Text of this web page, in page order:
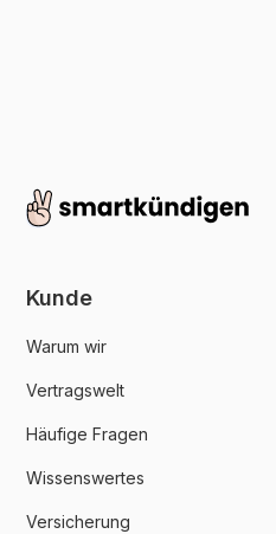
Kunde
Warum wir
Vertragswelt
Häufige Fragen
Wissenswertes
Versicherung